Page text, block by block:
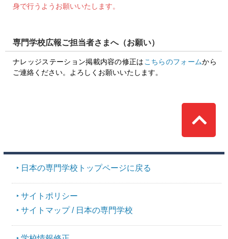
身で行うようお願いいたします。
専門学校広報ご担当者さまへ（お願い）
ナレッジステーション掲載内容の修正は こちらのフォームから
ご連絡ください。よろしくお願いいたします。
Top
日本の専門学校トップページに戻る
サイトポリシー
サイトマップ / 日本の専門学校